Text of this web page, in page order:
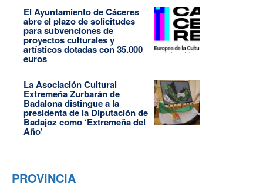
El Ayuntamiento de Cáceres
abre el plazo de solicitudes
para subvenciones de
proyectos culturales y
artísticos dotadas con 35.000
euros
La Asociación Cultural
Extremeña Zurbarán de
Badalona distingue a la
presidenta de la Diputación de
Badajoz como ‘Extremeña del
Año’
PROVINCIA